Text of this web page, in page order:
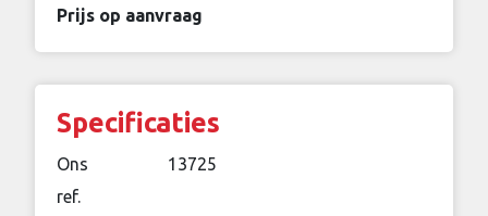
Prijs op aanvraag
Specificaties
Ons
ref.
13725